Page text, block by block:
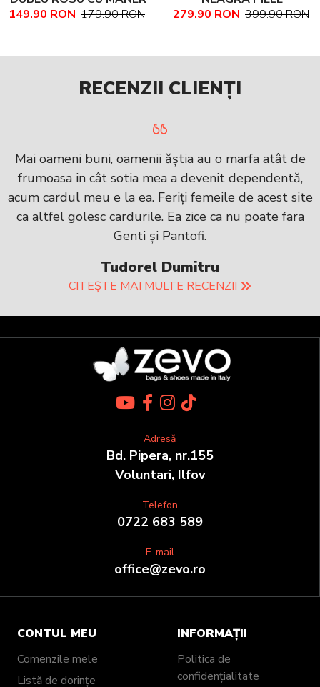
PIELE NATURALA
149.90 RON 179.90 RON
NATURALA TEXTURATA
279.90 RON 399.90 RON
RECENZII CLIENȚI
Mai oameni buni, oamenii ăștia au o marfa atât de
frumoasa in cât sotia mea a devenit dependentă,
acum cardul meu e la ea. Feriți femeile de acest site
ca altfel golesc cardurile. Ea zice ca nu poate fara
Genti și Pantofi.
Tudorel Dumitru
CITEȘTE MAI MULTE RECENZII
Adresă
Bd. Pipera, nr.155
Voluntari, Ilfov
Telefon
0722 683 589
E-mail
office@zevo.ro
CONTUL MEU
Comenzile mele
Listă de dorințe
INFORMAȚII
Politica de
confidențialitate